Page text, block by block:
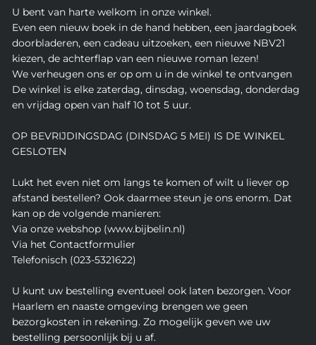
U bent van harte welkom in onze winkel.
Even een nieuw boek in de hand hebben, een jaardagboek
doorbladeren, een cadeau uitzoeken, een nieuwe NBV21
kiezen, de achterflap van een nieuwe roman lezen!
We verheugen ons er op om u in de winkel te ontvangen
De winkel is elke zaterdag, dinsdag, woensdag, donderdag
en vrijdag open van half 10 tot 5 uur.
OP BEVRIJDINGSDAG (DINSDAG 5 MEI) IS DE WINKEL
GESLOTEN
Lukt het even niet om langs te komen of wilt u liever op
afstand bestellen? Ook daarmee steun je ons enorm. Dat
kan op de volgende manieren:
Via onze webshop (www.bijbelin.nl)
Via het Contactformulier
Telefonisch (023-5321622)
U kunt uw bestelling eventueel ook laten bezorgen. Voor
Haarlem en naaste omgeving brengen we geen
bezorgkosten in rekening. Zo mogelijk geven we uw
bestelling persoonlijk bij u af.